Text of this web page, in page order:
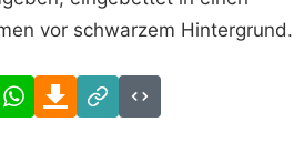
vor schwarzem Hintergrund.
FacebookWhatsAppDownload
Link
Code